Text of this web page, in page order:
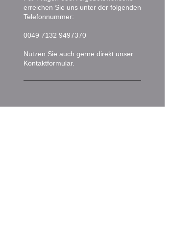
erreichen Sie uns unter der folgenden
Telefonnummer:
0049 7132 9497370
Nutzen Sie auch gerne direkt unser
Kontaktformular.